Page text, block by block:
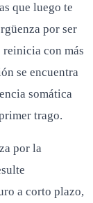
que luego te
por ser
reinicia con más
se encuentra
somática
trago.
por la
a corto plazo,